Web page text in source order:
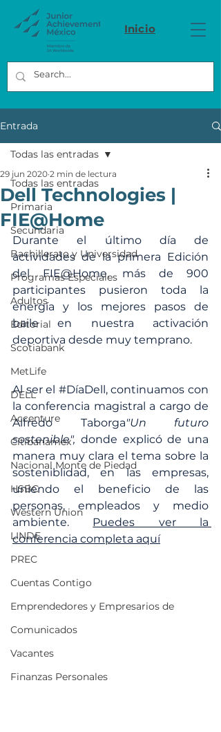
Inicio
Entrada
Todas las entradas
Primaria
Secundaria
Bachillerato y Universidad
Programas Especiales
Adultos
Editorial
Scotiabank
MetLife
DELL
Accenture
Citibanamex
Nacional Monte de Piedad
HSBC
Western Union
LINDE
PREC
Cuentas Contigo
Emprendedores y Empresarios de
Comunicados
Vacantes
Finanzas Personales
Todas las entradas
Dell Technologies |
FIE@Home
29 jun 2020 2 min de lectura
Durante el último día de
actividades de la primera Edición
del FIE@Home, más de 900
participantes pusieron toda la
energía y los mejores pasos de
baile en nuestra activación
deportiva desde muy temprano.
Al ser el #DíaDell, continuamos con
la conferencia magistral a cargo de
Alfredo Taborga"Un futuro
sostenible", donde explicó de una
manera muy clara el tema sobre la
sosteniblidad, en las empresas,
uniendo el beneficio de las
personas, empleados y medio
ambiente. Puedes ver la
conferencia completa aquí